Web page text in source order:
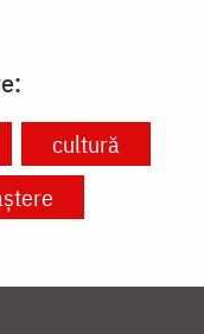
cultură